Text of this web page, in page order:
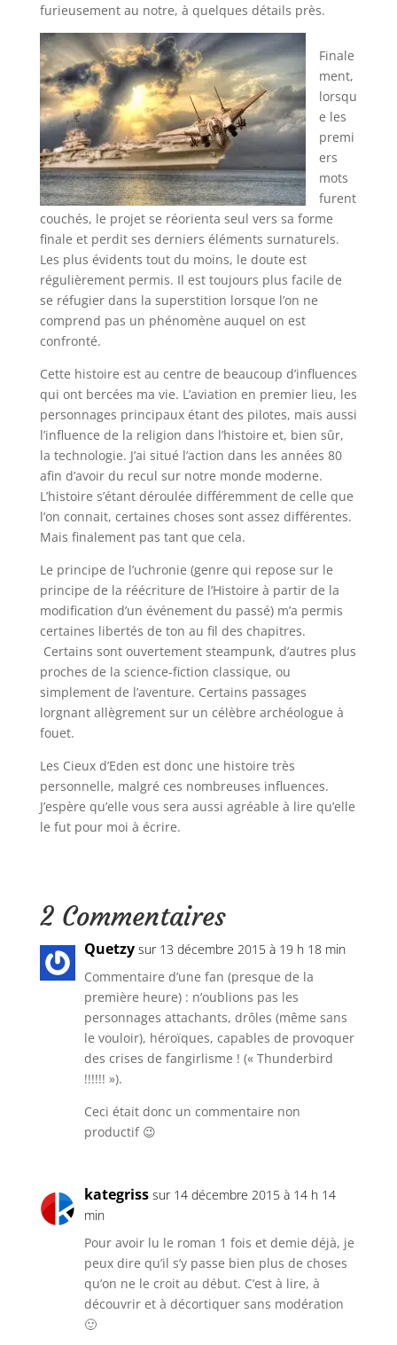
furieusement au notre, à quelques détails près.
Finale
ment,
lorsqu
e les
premi
ers
mots
furent
couchés, le projet se réorienta seul vers sa forme
finale et perdit ses derniers éléments surnaturels.
Les plus évidents tout du moins, le doute est
régulièrement permis. Il est toujours plus facile de
se réfugier dans la superstition lorsque l’on ne
comprend pas un phénomène auquel on est
confronté.
Cette histoire est au centre de beaucoup d’influences
qui ont bercées ma vie. L’aviation en premier lieu, les
personnages principaux étant des pilotes, mais aussi
l’influence de la religion dans l’histoire et, bien sûr,
la technologie. J’ai situé l’action dans les années 80
afin d’avoir du recul sur notre monde moderne.
L’histoire s’étant déroulée différemment de celle que
l’on connait, certaines choses sont assez différentes.
Mais finalement pas tant que cela.
Le principe de l’uchronie (genre qui repose sur le
principe de la réécriture de l’Histoire à partir de la
modification d’un événement du passé) m’a permis
certaines libertés de ton au fil des chapitres.
Certains sont ouvertement steampunk, d’autres plus
proches de la science-fiction classique, ou
simplement de l’aventure. Certains passages
lorgnant allègrement sur un célèbre archéologue à
fouet.
Les Cieux d’Eden est donc une histoire très
personnelle, malgré ces nombreuses influences.
J’espère qu’elle vous sera aussi agréable à lire qu’elle
le fut pour moi à écrire.
2 Commentaires
Quetzy sur 13 décembre 2015 à 19 h 18 min
Commentaire d’une fan (presque de la
première heure) : n’oublions pas les
personnages attachants, drôles (même sans
le vouloir), héroïques, capables de provoquer
des crises de fangirlisme ! (« Thunderbird
!!!!!! »).
Ceci était donc un commentaire non
productif 😉
kategriss sur 14 décembre 2015 à 14 h 14
min
Pour avoir lu le roman 1 fois et demie déjà, je
peux dire qu’il s’y passe bien plus de choses
qu’on ne le croit au début. C’est à lire, à
découvrir et à décortiquer sans modération
🙂